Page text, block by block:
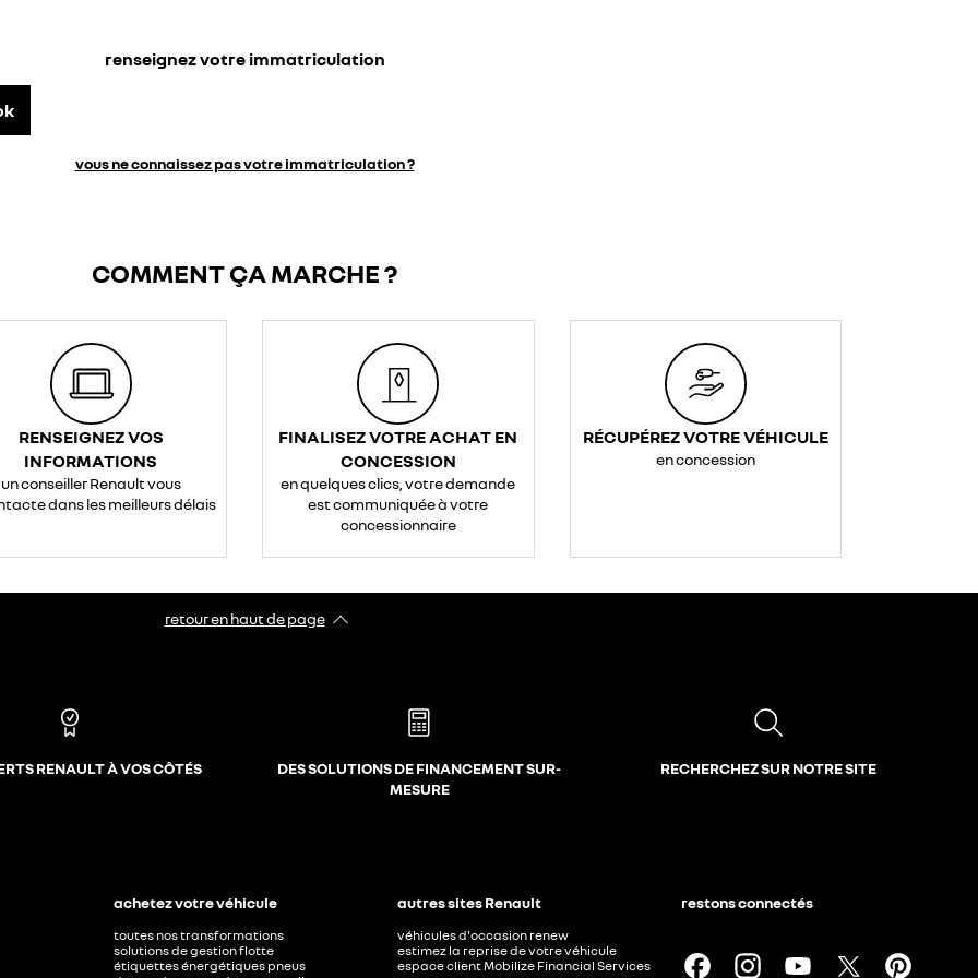
renseignez votre immatriculation
vous ne connaissez pas votre immatriculation ?
COMMENT ÇA MARCHE ?
RENSEIGNEZ VOS
INFORMATIONS
un conseiller Renault vous
dans les meilleurs délais
FINALISEZ VOTRE ACHAT EN
CONCESSION
en quelques clics, votre demande
est communiquée à votre
concessionnaire
RÉCUPÉREZ VOTRE VÉHICULE
en concession
retour en haut de page​
RENAULT À VOS CÔTÉS
DES SOLUTIONS DE FINANCEMENT SUR-
MESURE
RECHERCHEZ SUR NOTRE SITE
achetez votre véhicule
toutes nos transformations
solutions de gestion flotte
étiquettes énergétiques pneus
autres sites Renault
véhicules d'occasion renew
estimez la reprise de votre véhicule
espace client Mobilize Financial Services
restons connectés